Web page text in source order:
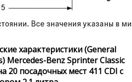
характеристики (General
Mercedes-Benz Sprinter Classic
20 посадочных мест 411 CDI с